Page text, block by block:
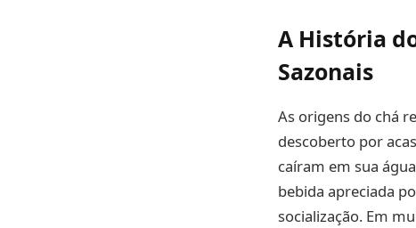
A História
Sazonais
As origens do chá
descoberto por
caíram em sua
bebida apreciada
socialização. Em